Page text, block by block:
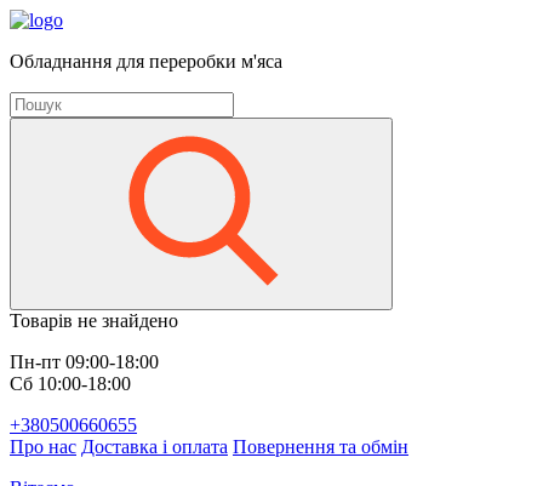
Обладнання для переробки м'яса
Товарів не знайдено
Пн-пт 09:00-18:00
Сб 10:00-18:00
+380500660655
Про нас Доставка і оплата Повернення та обмін